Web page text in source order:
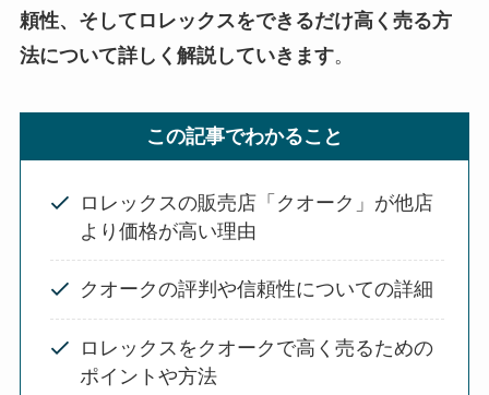
頼性、そしてロレックスをできるだけ高く売る方
法について詳しく解説していきます。
この記事でわかること
ロレックスの販売店「クオーク」が他店
より価格が高い理由
クオークの評判や信頼性についての詳細
ロレックスをクオークで高く売るための
ポイントや方法